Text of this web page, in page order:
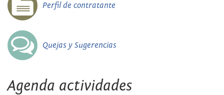
Perfil de contratante
Quejas y Sugerencias
Agenda actividades